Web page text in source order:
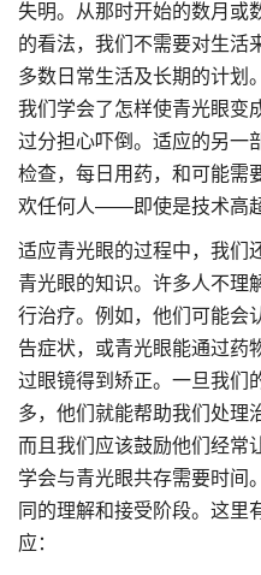
失明。从那时开始的数月或
的看法，我们不需要对生活
多数日常生活及长期的计划
我们学会了怎样使青光眼变
过分担心吓倒。适应的另一
检查，每日用药，和可能需
欢任何人——即使是技术高
适应青光眼的过程中，我们
青光眼的知识。许多人不理
行治疗。例如，他们可能会
告症状，或青光眼能通过药
过眼镜得到矫正。一旦我们
多，他们就能帮助我们处理
而且我们应该鼓励他们经常
学会与青光眼共存需要时间
同的理解和接受阶段。这里
应：